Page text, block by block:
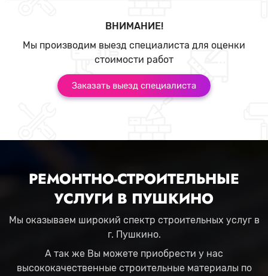
ВНИМАНИЕ!
Мы производим выезд специалиста для оценки
стоимости работ
Заказать выезд специалиста
РЕМОНТНО-СТРОИТЕЛЬНЫЕ
УСЛУГИ В ПУШКИНО
Мы оказываем широкий спектр строительных услуг в
г. Пушкино.
А так же Вы можете приобрести у нас
высококачественные строительные материалы по